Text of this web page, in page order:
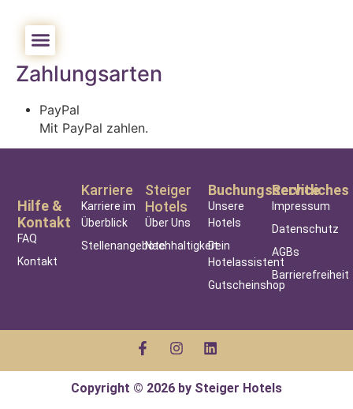
Zahlungsarten
PayPal
Mit PayPal zahlen.
Buchungsservice
Unsere
Hotels
Dein
Hotelassistent
Gutscheinshop
Steiger
Hotels
Über Uns
Nachhaltigkeit
Karriere
Karriere im
Überblick
Stellenangebote
Hilfe &
Kontakt
FAQ
Kontakt
Rechtliches
Impressum
Datenschutz
AGBs
Barrierefreiheit
Copyright © 2026 by Steiger Hotels